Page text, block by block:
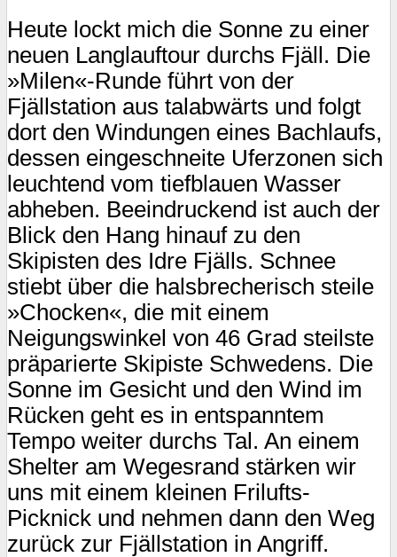
Heute lockt mich die Sonne zu einer
neuen Langlauftour durchs Fjäll. Die
»Milen«-Runde führt von der
Fjällstation aus talabwärts und folgt
dort den Windungen eines Bachlaufs,
dessen eingeschneite Uferzonen sich
leuchtend vom tiefblauen Wasser
abheben. Beeindruckend ist auch der
Blick den Hang hinauf zu den
Skipisten des Idre Fjälls. Schnee
stiebt über die halsbrecherisch steile
»Chocken«, die mit einem
Neigungswinkel von 46 Grad steilste
präparierte Skipiste Schwedens. Die
Sonne im Gesicht und den Wind im
Rücken geht es in entspanntem
Tempo weiter durchs Tal. An einem
Shelter am Wegesrand stärken wir
uns mit einem kleinen Frilufts-
Picknick und nehmen dann den Weg
zurück zur Fjällstation in Angriff.